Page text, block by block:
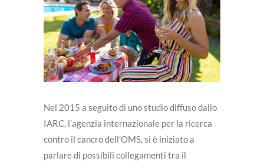
Nel 2015 a seguito di uno studio diffuso dallo
IARC, l’agenzia internazionale per la ricerca
contro il cancro dell’OMS, si è iniziato a
parlare di possibili collegamenti tra il